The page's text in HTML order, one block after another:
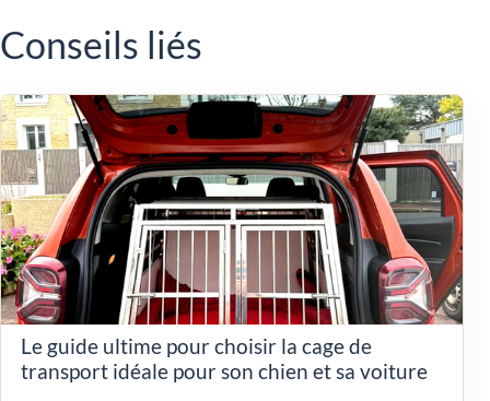
Conseils liés
Le guide ultime pour choisir la cage de
transport idéale pour son chien et sa voiture